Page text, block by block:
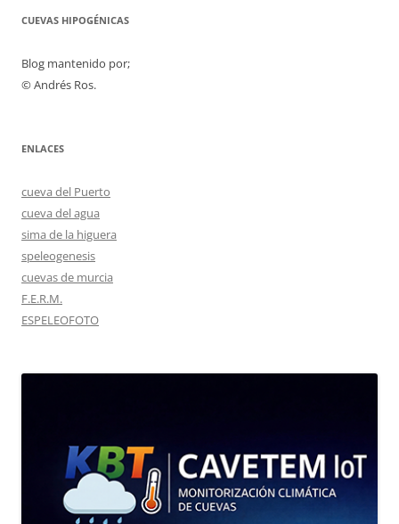
CUEVAS HIPOGÉNICAS
Blog mantenido por;
© Andrés Ros.
ENLACES
cueva del Puerto
cueva del agua
sima de la higuera
speleogenesis
cuevas de murcia
F.E.R.M.
ESPELEOFOTO